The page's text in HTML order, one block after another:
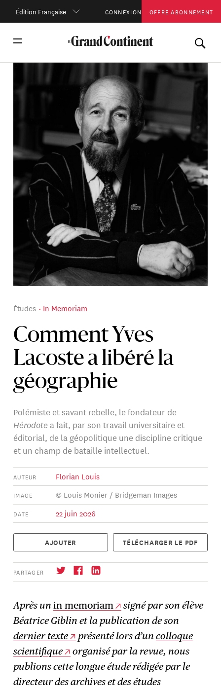
Édition Française CONNEXION OFFRE ABONNEMENT
Comment Yves
Lacoste a libéré la
géographie
Études In Memoriam
Polémiste et savant rebelle, le fondateur de
Hérodote a fait, par son travail universitaire et
éditorial, de la géopolitique une discipline critique
et un champ de bataille intellectuel.
AUTEUR Florian Louis
IMAGE © Louis Monier / Bridgeman Images
DATE 22 juin 2026
AJOUTER TÉLÉCHARGER LE PDF
PARTAGER
→ S'abonner
Après unin memoriam
signé par son élève
Béatrice Giblin et la publication de son
dernier texte
présenté lors d’uncolloque
scientifique
organisé par la revue, nous
publions cette longue étude rédigée par le
directeur des archives et des études